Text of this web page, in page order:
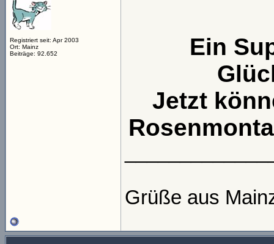
Registriert seit: Apr 2003
Ort: Mainz
Beiträge: 92.652
Ein
Jetzt
Grüße aus